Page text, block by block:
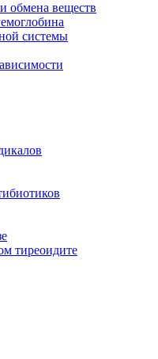
обмена веществ
системы
тиреоидите